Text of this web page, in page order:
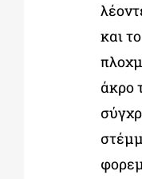
και
άκρο